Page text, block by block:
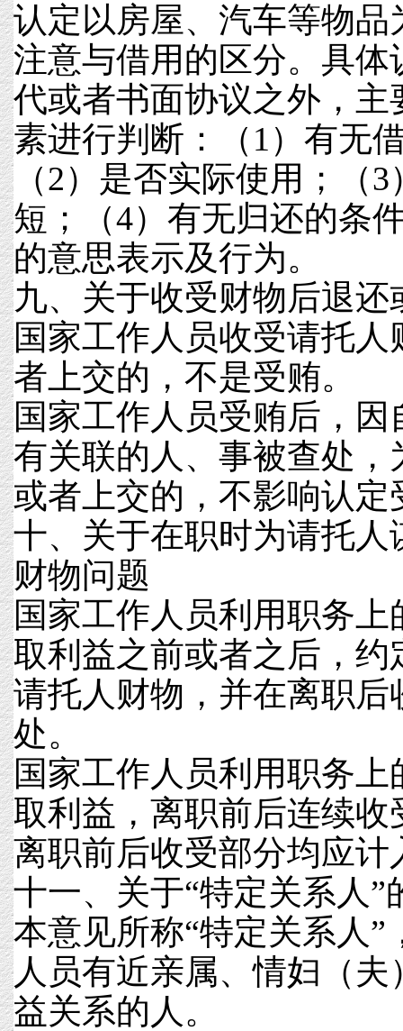
认定以房屋、汽车等物品
注意与借用的区分。具体
代或者书面协议之外，主
素进行判断：（1）有无
（2）是否实际使用；（
短；（4）有无归还的条
的意思表示及行为。
九、关于收受财物后退还
国家工作人员收受请托
者上交的，不是受贿。
国家工作人员受贿后，
有关联的人、事被查处，
或者上交的，不影响认定
十、关于在职时为请托人
财物问题
国家工作人员利用职务
取利益之前或者之后，约
请托人财物，并在离职后
处。
国家工作人员利用职务
取利益，离职前后连续收
离职前后收受部分均应计
十一、关于“特定关系人”
本意见所称“特定关系人”
人员有近亲属、情妇（
益关系的人。